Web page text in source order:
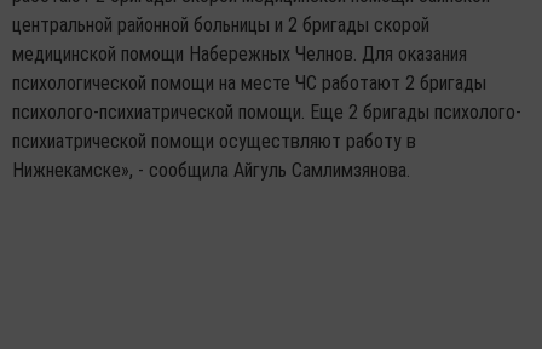
центральной районной больницы и 2 бригады скорой
медицинской помощи Набережных Челнов. Для оказания
психологической помощи на месте ЧС работают 2 бригады
психолого-психиатрической помощи. Еще 2 бригады психолого-
психиатрической помощи осуществляют работу в
Нижнекамске», - сообщила Айгуль Самлимзянова.